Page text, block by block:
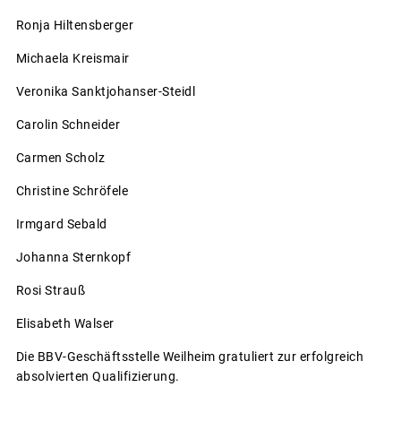
Ronja Hiltensberger
Michaela Kreismair
Veronika Sanktjohanser-Steidl
Carolin Schneider
Carmen Scholz
Christine Schröfele
Irmgard Sebald
Johanna Sternkopf
Rosi Strauß
Elisabeth Walser
Die BBV-Geschäftsstelle Weilheim gratuliert zur erfolgreich
absolvierten Qualifizierung.